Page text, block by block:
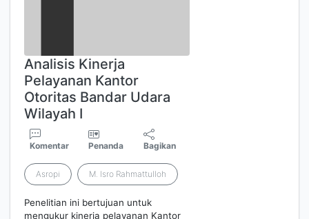
Analisis Kinerja
Pelayanan Kantor
Otoritas Bandar Udara
Wilayah I
Komentar Penanda Bagikan
Asropi M. Isro Rahmattulloh
Penelitian ini bertujuan untuk
mengukur kinerja pelayanan Kantor